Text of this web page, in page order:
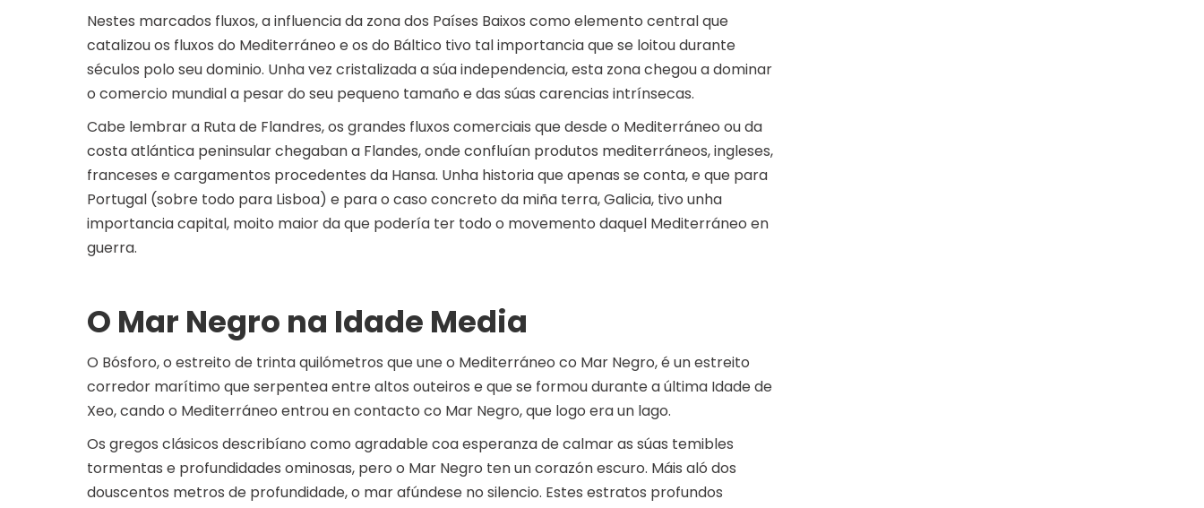
Nestes marcados fluxos, a influencia da zona dos Países Baixos como elemento central que
catalizou os fluxos do Mediterráneo e os do Báltico tivo tal importancia que se loitou durante
séculos polo seu dominio. Unha vez cristalizada a súa independencia, esta zona chegou a dominar
o comercio mundial a pesar do seu pequeno tamaño e das súas carencias intrínsecas.
Cabe lembrar a Ruta de Flandres, os grandes fluxos comerciais que desde o Mediterráneo ou da
costa atlántica peninsular chegaban a Flandes, onde confluían produtos mediterráneos, ingleses,
franceses e cargamentos procedentes da Hansa. Unha historia que apenas se conta, e que para
Portugal (sobre todo para Lisboa) e para o caso concreto da miña terra, Galicia, tivo unha
importancia capital, moito maior da que podería ter todo o movemento daquel Mediterráneo en
guerra.
O Mar Negro na Idade Media
O Bósforo, o estreito de trinta quilómetros que une o Mediterráneo co Mar Negro, é un estreito
corredor marítimo que serpentea entre altos outeiros e que se formou durante a última Idade de
Xeo, cando o Mediterráneo entrou en contacto co Mar Negro, que logo era un lago.
Os gregos clásicos describíano como agradable coa esperanza de calmar as súas temibles
tormentas e profundidades ominosas, pero o Mar Negro ten un corazón escuro. Máis aló dos
douscentos metros de profundidade, o mar afúndese no silencio. Estes estratos profundos